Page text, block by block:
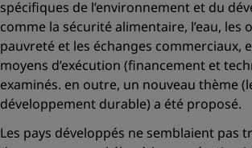
spécifiques de l’environnement et du
comme la sécurité alimentaire, l’eau, les
pauvreté et les échanges commerciaux,
moyens d’exécution (financement et
examinés. en outre, un nouveau thème
développement durable) a été proposé.
Les pays développés ne semblaient pas